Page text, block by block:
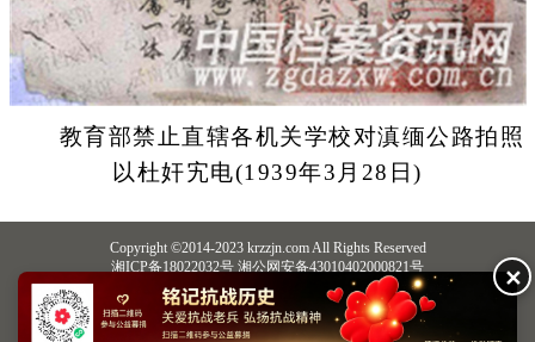
教育部禁止直辖各机关学校对滇缅公路拍照
以杜奸宄电(1939年3月28日)
Copyright ©2014-2023 krzzjn.com All Rights Reserved
湘ICP备18022032号 湘公网安备43010402000821号
中央网信办违法和不良信息举报中心
长沙市互联网违法和不良信息举报中心
不良信息举报电话：0731-85531328 19198230121（微信同号）
纠错电话：18182129125 15116420702
QQ：2652168198
✕